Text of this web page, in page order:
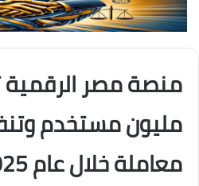
معاملة خلال عام 2025